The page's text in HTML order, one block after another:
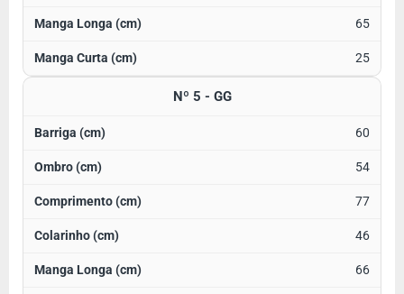
65
25
Nº 5 - GG
60
54
77
46
66